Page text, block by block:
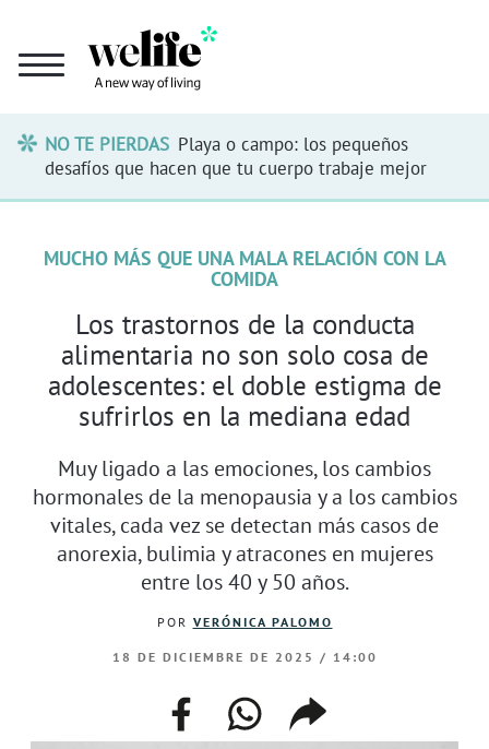
NO TE PIERDAS Playa o campo: los pequeños
desafíos que hacen que tu cuerpo trabaje mejor
MUCHO MÁS QUE UNA MALA RELACIÓN CON LA
COMIDA
Los trastornos de la conducta
alimentaria no son solo cosa de
adolescentes: el doble estigma de
sufrirlos en la mediana edad
Muy ligado a las emociones, los cambios
hormonales de la menopausia y a los cambios
vitales, cada vez se detectan más casos de
anorexia, bulimia y atracones en mujeres
entre los 40 y 50 años.
POR VERÓNICA PALOMO
18 DE DICIEMBRE DE 2025 / 14:00
facebookwhatsappcompartir
enlace